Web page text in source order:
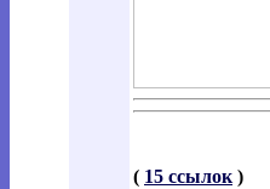
( 15 ссылок )